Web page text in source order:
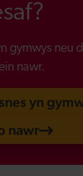
gymwys neu
nawr.
yn
nawr